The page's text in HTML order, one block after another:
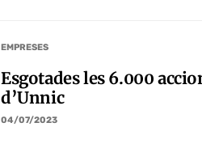
EMPRESES
Esgotades les 6.000
d’Unnic
04/07/2023